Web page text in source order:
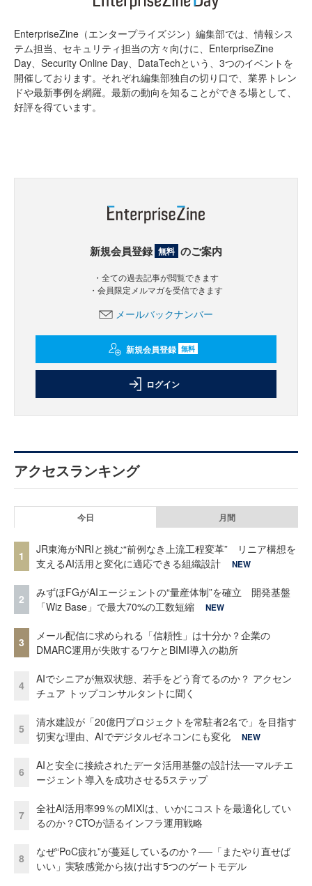
EnterpriseZine（エンタープライズジン）編集部では、情報シス
テム担当、セキュリティ担当の方々向けに、EnterpriseZine
Day、Security Online Day、DataTechという、3つのイベントを
開催しております。それぞれ編集部独自の切り口で、業界トレン
ドや最新事例を網羅。最新の動向を知ることができる場として、
好評を得ています。
新規会員登録 無料 のご案内
・全ての過去記事が閲覧できます
・会員限定メルマガを受信できます
メールバックナンバー
新規会員登録 無料
ログイン
アクセスランキング
今日 月間
1
JR東海がNRIと挑む“前例なき上流工程変革” リニア構想を
支えるAI活用と変化に適応できる組織設計
NEW
2
みずほFGがAIエージェントの“量産体制”を確立 開発基盤
「Wiz Base」で最大70%の工数短縮
NEW
3
メール配信に求められる「信頼性」は十分か？企業の
DMARC運用が失敗するワケとBIMI導入の勘所
4
AIでシニアが無双状態、若手をどう育てるのか？ アクセン
チュア トップコンサルタントに聞く
5
清水建設が「20億円プロジェクトを常駐者2名で」を目指す
切実な理由、AIでデジタルゼネコンにも変化
NEW
6
AIと安全に接続されたデータ活用基盤の設計法──マルチエ
ージェント導入を成功させる5ステップ
7
全社AI活用率99％のMIXIは、いかにコストを最適化してい
るのか？CTOが語るインフラ運用戦略
8
なぜ“PoC疲れ”が蔓延しているのか？──「またやり直せば
いい」実験感覚から抜け出す5つのゲートモデル